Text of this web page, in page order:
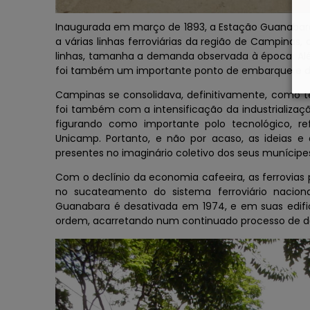
Inaugurada em março de 1893, a Estação
a várias linhas ferroviárias da região de
linhas, tamanha a demanda observada à época.
foi também um importante ponto de embarque e
Campinas se consolidava, definitivamente, como
foi também com a intensificação da
figurando como importante polo tecnológico,
Unicamp. Portanto, e não por acaso, as ideias
presentes no imaginário coletivo dos seus
Com o declínio da economia cafeeira, as
no sucateamento do sistema ferroviário
Guanabara é desativada em 1974, e em suas
ordem, acarretando num continuado processo de